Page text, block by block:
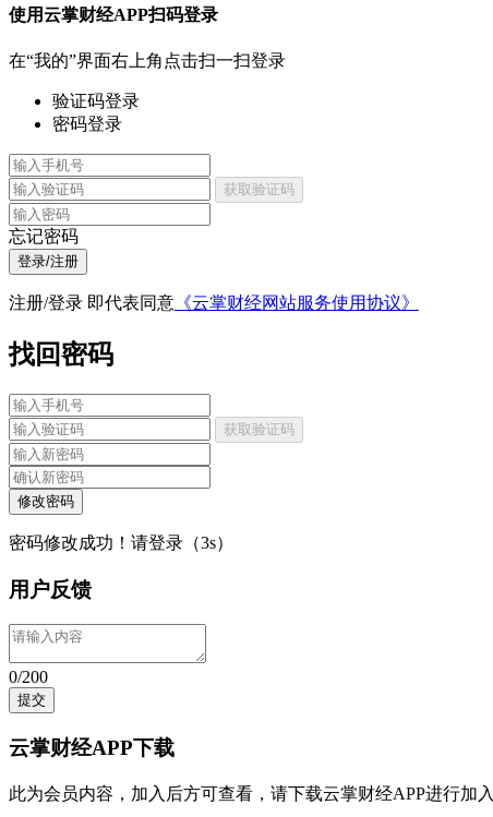
使用云掌财经APP扫码登录
在“我的”界面右上角点击扫一扫登录
验证码登录
密码登录
获取验证码
忘记密码
登录/注册
注册/登录 即代表同意 《云掌财经网站服务使用协议》
找回密码
获取验证码
修改密码
密码修改成功！请登录（3s）
用户反馈
0/200
提交
云掌财经APP下载
此为会员内容，加入后方可查看，请下载云掌财经APP进行加入